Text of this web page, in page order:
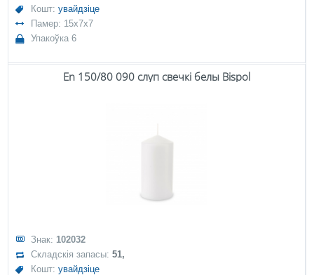
Кошт:увайдзіце
Памер: 15x7x7
Упакоўка 6
En 150/80 090 слуп свечкі белы Bispol
Знак: 102032
Складскія запасы:51,
Кошт:увайдзіце